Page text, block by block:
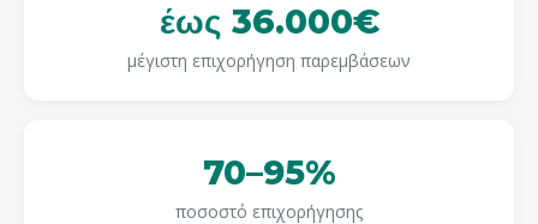
έως 36.000€
μέγιστη επιχορήγηση παρεμβάσεων
70–95%
ποσοστό επιχορήγησης